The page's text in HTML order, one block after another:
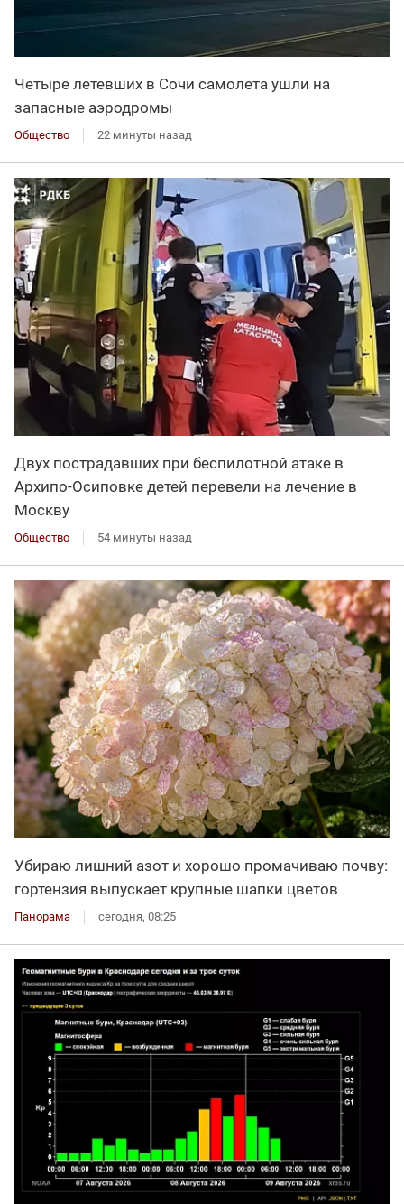
Четыре летевших в Сочи самолета ушли на
запасные аэродромы
Общество 22 минуты назад
Двух пострадавших при беспилотной атаке в
Архипо-Осиповке детей перевели на лечение в
Москву
Общество 54 минуты назад
Убираю лишний азот и хорошо промачиваю почву:
гортензия выпускает крупные шапки цветов
Панорама сегодня, 08:25